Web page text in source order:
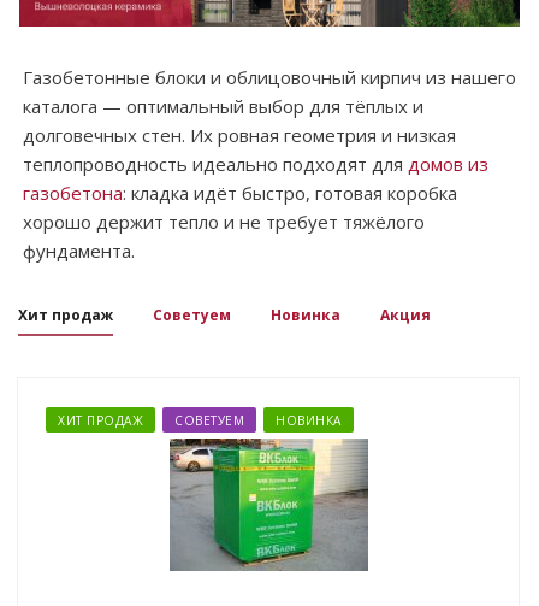
Газобетонные блоки и облицовочный кирпич из нашего
каталога — оптимальный выбор для тёплых и
долговечных стен. Их ровная геометрия и низкая
теплопроводность идеально подходят для домов из
газобетона: кладка идёт быстро, готовая коробка
хорошо держит тепло и не требует тяжёлого
фундамента.
Хит продаж Советуем Новинка Акция
ХИТ ПРОДАЖ СОВЕТУЕМ НОВИНКА